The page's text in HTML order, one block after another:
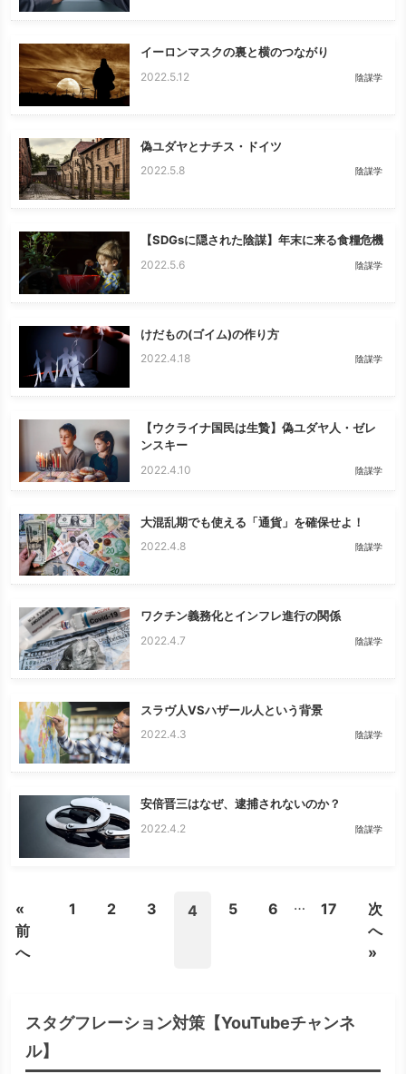
イーロンマスクの裏と横のつながり
2022.5.12 陰謀学
偽ユダヤとナチス・ドイツ
2022.5.8 陰謀学
【SDGsに隠された陰謀】年末に来る食糧危機
2022.5.6 陰謀学
けだもの(ゴイム)の作り方
2022.4.18 陰謀学
【ウクライナ国民は生贄】偽ユダヤ人・ゼレ
ンスキー
2022.4.10 陰謀学
大混乱期でも使える「通貨」を確保せよ！
2022.4.8 陰謀学
ワクチン義務化とインフレ進行の関係
2022.4.7 陰謀学
スラヴ人VSハザール人という背景
2022.4.3 陰謀学
安倍晋三はなぜ、逮捕されないのか？
2022.4.2 陰謀学
«
前
へ
1 2 3 4 5 6 … 17
次
へ
»
スタグフレーション対策【YouTubeチャンネ
ル】